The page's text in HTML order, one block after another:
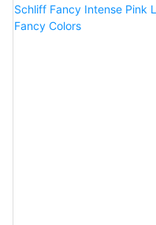
Zertifikat speziell auf die